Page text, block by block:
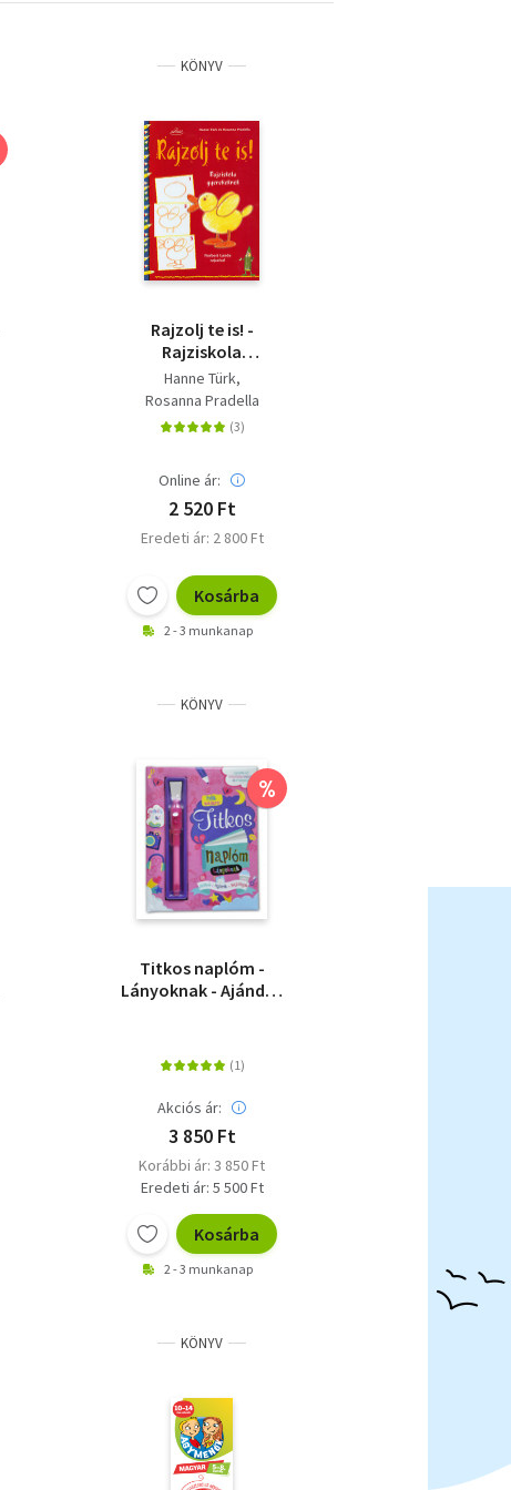
KÖNYV
Rajzolj te is! -
Rajziskola
gyerekeknek
Hanne Türk
Rosanna Pradella
Online ár:
2 520 Ft
Eredeti ár: 2 800 Ft
Kosárba
2 - 3 munkanap
KÖNYV
%
Titkos naplóm -
Lányoknak - Ajándék
lámpával
Akciós ár:
3 850 Ft
Korábbi ár: 3 850 Ft
Eredeti ár: 5 500 Ft
Kosárba
2 - 3 munkanap
KÖNYV